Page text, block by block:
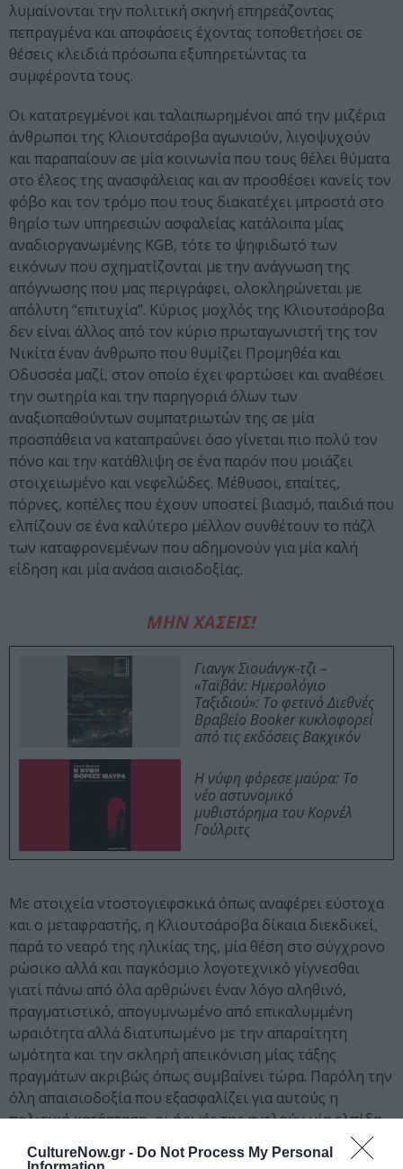
CultureNow.gr - Do Not Process My Personal
λυμαίνονται την πολιτική σκηνή επηρεάζοντας
πεπραγμένα και αποφάσεις έχοντας τοποθετήσει σε
θέσεις κλειδιά πρόσωπα εξυπηρετώντας τα
συμφέροντα τους.
Οι κατατρεγμένοι και ταλαιπωρημένοι από την μιζέρια
άνθρωποι της Κλιουτσάροβα αγωνιούν, λιγοψυχούν
και παραπαίουν σε μία κοινωνία που τους θέλει θύματα
στο έλεος της ανασφάλειας και αν προσθέσει κανείς τον
φόβο και τον τρόμο που τους διακατέχει μπροστά στο
θηρίο των υπηρεσιών ασφαλείας κατάλοιπα μίας
αναδιοργανωμένης KGB, τότε το ψηφιδωτό των
εικόνων που σχηματίζονται με την ανάγνωση της
απόγνωσης που μας περιγράφει, ολοκληρώνεται με
απόλυτη “επιτυχία”. Κύριος μοχλός της Κλιουτσάροβα
δεν είναι άλλος από τον κύριο πρωταγωνιστή της τον
Νικίτα έναν άνθρωπο που θυμίζει Προμηθέα και
Οδυσσέα μαζί, στον οποίο έχει φορτώσει και αναθέσει
την σωτηρία και την παρηγοριά όλων των
αναξιοπαθούντων συμπατριωτών της σε μία
προσπάθεια να καταπραΰνει όσο γίνεται πιο πολύ τον
πόνο και την κατάθλιψη σε ένα παρόν που μοιάζει
στοιχειωμένο και νεφελώδες. Μέθυσοι, επαίτες,
πόρνες, κοπέλες που έχουν υποστεί βιασμό, παιδιά που
ελπίζουν σε ένα καλύτερο μέλλον συνθέτουν το πάζλ
των καταφρονεμένων που αδημονούν για μία καλή
είδηση και μία ανάσα αισιοδοξίας.
ΜΗΝ ΧΑΣΕΙΣ!
Γιανγκ Σιουάνγκ-τζι –
«Ταϊβάν: Ημερολόγιο
Ταξιδιού»: Το φετινό Διεθνές
Βραβείο Booker κυκλοφορεί
από τις εκδόσεις Βακχικόν
Η νύφη φόρεσε μαύρα: Το
νέο αστυνομικό
μυθιστόρημα του Κορνέλ
Γούλριτς
Με στοιχεία ντοστογιεφσκικά όπως αναφέρει εύστοχα
και ο μεταφραστής, η Κλιουτσάροβα δίκαια διεκδικεί,
παρά το νεαρό της ηλικίας της, μία θέση στο σύγχρονο
ρώσικο αλλά και παγκόσμιο λογοτεχνικό γίγνεσθαι
γιατί πάνω από όλα αρθρώνει έναν λόγο αληθινό,
πραγματιστικό, απογυμνωμένο από επικαλυμμένη
ωραιότητα αλλά διατυπωμένο με την απαραίτητη
ωμότητα και την σκληρή απεικόνιση μίας τάξης
πραγμάτων ακριβώς όπως συμβαίνει τώρα. Παρόλη την
όλη απαισιοδοξία που εξασφαλίζει για αυτούς η
πολιτική κατάσταση, οι ήρωές της αντλούν μία ελπίδα
εναλλάσσεται με την χαρά και το φως με το σκοτάδι